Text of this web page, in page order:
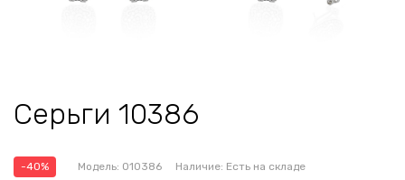
Серьги 10386
-40% Модель: 010386 Наличие: Есть на складе